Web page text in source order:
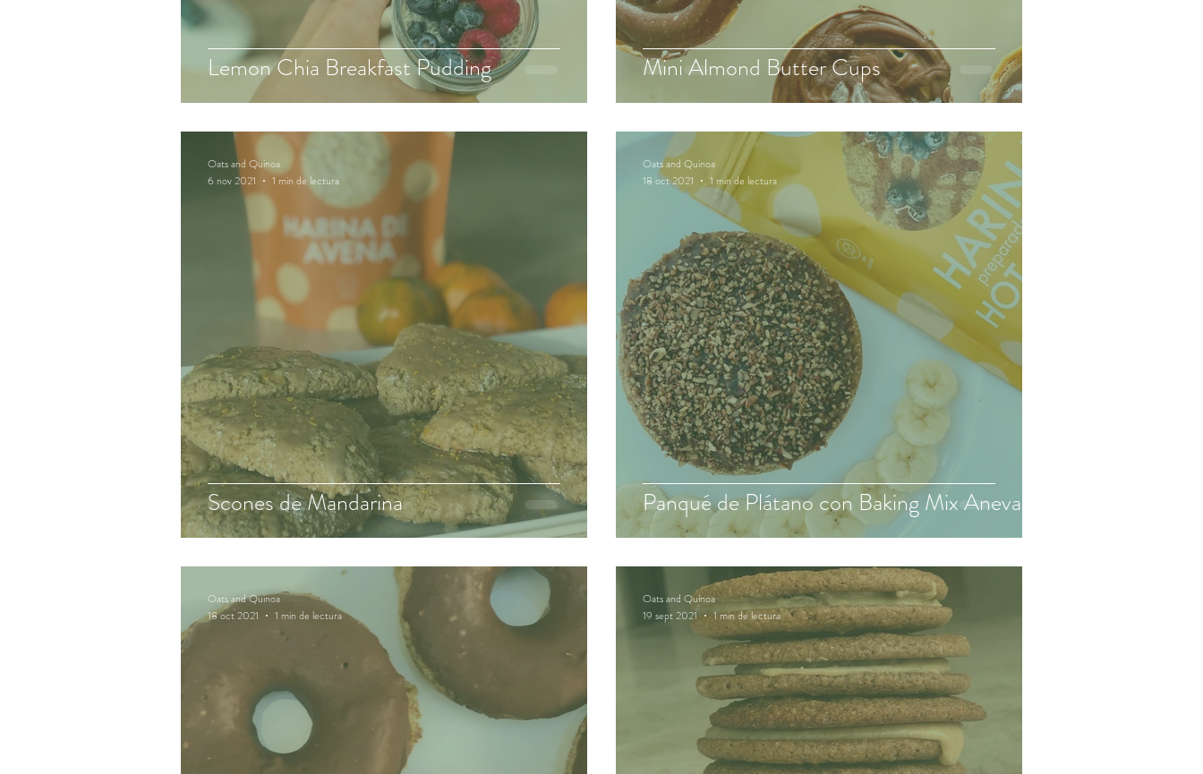
Lemon Chia Breakfast Pudding Mini Almond Butter Cups
Scones de Mandarina
Oats and Quinoa
6 nov 2021
1 min de lectura
Panqué de Plátano con Baking Mix Aneva
Oats and Quinoa
18 oct 2021
1 min de lectura
Oats and Quinoa
18 oct 2021
1 min de lectura
Oats and Quinoa
19 sept 2021
1 min de lectura